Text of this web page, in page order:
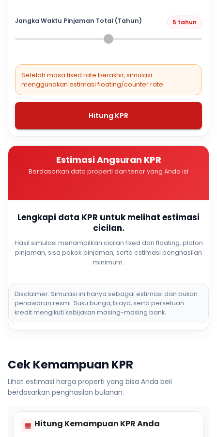
Jangka Waktu Pinjaman Total (Tahun) 5 tahun
Setelah masa fixed rate berakhir, simulasi
menggunakan estimasi floating/counter rate.
Hitung KPR
Estimasi Angsuran KPR
Berdasarkan data properti dan tenor yang Anda isi
Lengkapi data KPR untuk melihat estimasi
cicilan.
Hasil simulasi menampilkan cicilan fixed dan floating, plafon
pinjaman, sisa pokok pinjaman, serta estimasi penghasilan
minimum.
Disclaimer: Simulasi ini hanya sebagai estimasi dan bukan
penawaran resmi. Suku bunga, biaya, serta persetuan
kredit mengikuti kebijakan masing-masing bank.
Cek Kemampuan KPR
Lihat estimasi harga properti yang bisa Anda beli
berdasarkan penghasilan bulanan.
▦ Hitung Kemampuan KPR Anda